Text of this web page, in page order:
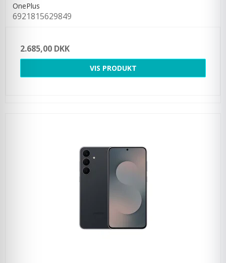
OnePlus
6921815629849
2.685,00 DKK
VIS PRODUKT